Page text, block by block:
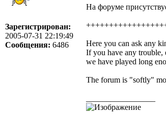
Зарегистрирован:
2005-07-31 22:19:49
Сообщения: 6486
На форуме
Here you can ask any
If you have any trouble,
we have played long
The forum is "softly"